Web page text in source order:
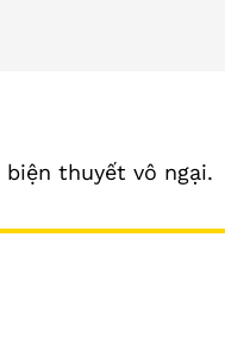
thuyết vô ngại.